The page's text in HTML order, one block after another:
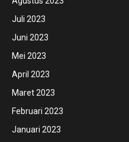
Juli 2023
Juni 2023
Mei 2023
April 2023
Maret 2023
Februari 2023
Januari 2023